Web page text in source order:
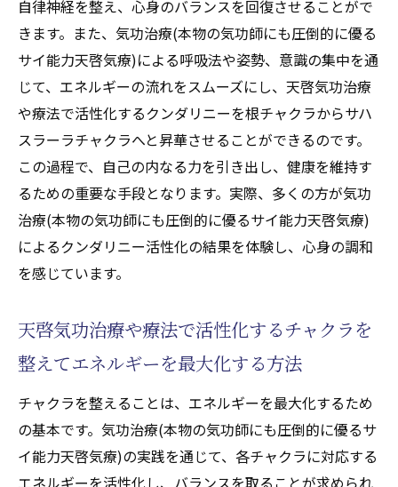
自律神経を整え、心身のバランスを回復させることがで
きます。また、気功治療(本物の気功師にも圧倒的に優る
サイ能力天啓気療)による呼吸法や姿勢、意識の集中を通
じて、エネルギーの流れをスムーズにし、天啓気功治療
や療法で活性化するクンダリニーを根チャクラからサハ
スラーラチャクラへと昇華させることができるのです。
この過程で、自己の内なる力を引き出し、健康を維持す
るための重要な手段となります。実際、多くの方が気功
治療(本物の気功師にも圧倒的に優るサイ能力天啓気療)
によるクンダリニー活性化の結果を体験し、心身の調和
を感じています。
天啓気功治療や療法で活性化するチャクラを
整えてエネルギーを最大化する方法
チャクラを整えることは、エネルギーを最大化するため
の基本です。気功治療(本物の気功師にも圧倒的に優るサ
イ能力天啓気療)の実践を通じて、各チャクラに対応する
エネルギーを活性化し、バランスを取ることが求められ